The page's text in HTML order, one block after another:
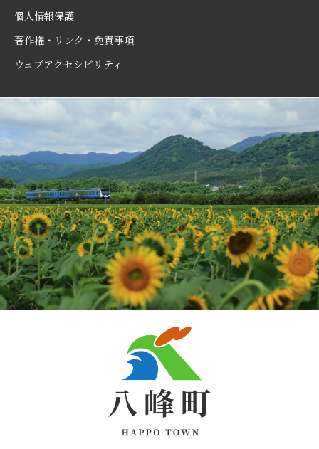
個人情報保護
著作権・リンク・免責事項
ウェブアクセシビリティ